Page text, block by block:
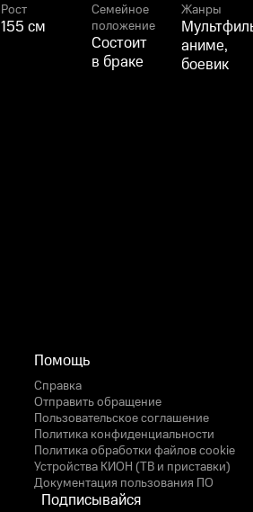
Рост
155 см
Семейное
положение
Состоит
в браке
Жанры
аниме,
боевик
Помощь
Справка
Отправить обращение
Пользовательское соглашение
Политика конфиденциальности
Политика обработки файлов cookie
Устройства КИОН (ТВ и приставки)
Документация пользования ПО
Подписывайся